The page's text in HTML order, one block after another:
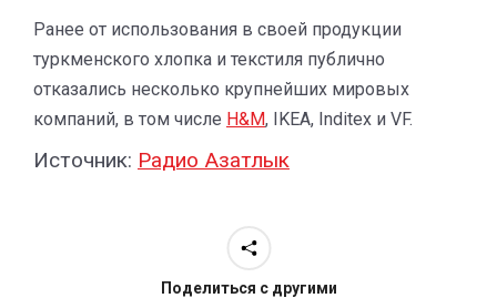
Ранее от использования в своей продукции
туркменского хлопка и текстиля публично
отказались несколько крупнейших мировых
компаний, в том числе H&M, IKEA, Inditex и VF.
Источник: Радио Азатлык
Поделиться с другими